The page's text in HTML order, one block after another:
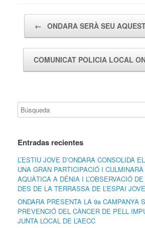
← ONDARA SERÀ SEU
COMUNICAT POLICIA LOCAL
Entradas recientes
L’ESTIU JOVE D’ONDARA CONSOLIDA
UNA GRAN PARTICIPACIÓ I
AQUÀTICA A DÉNIA I L’OBSERVACIÓ
DES DE LA TERRASSA DE L’ESPAI JOVE
ONDARA PRESENTA LA 9a CAMPANYA
PREVENCIÓ DEL CÀNCER DE PELL
JUNTA LOCAL DE L’AECC